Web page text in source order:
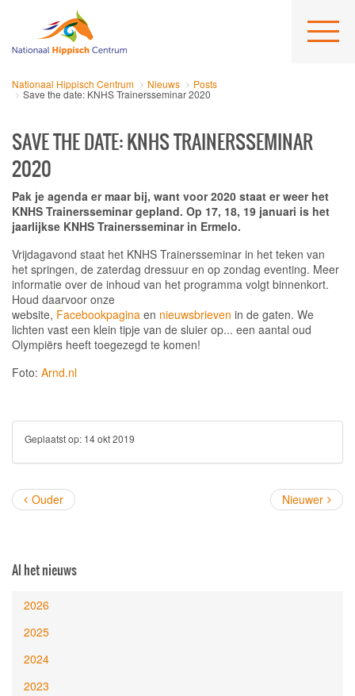
Nationaal Hippisch Centrum Nieuws Posts
Save the date: KNHS Trainersseminar 2020
SAVE THE DATE: KNHS TRAINERSSEMINAR
2020
Pak je agenda er maar bij, want voor 2020 staat er weer het
KNHS Trainersseminar gepland. Op 17, 18, 19 januari is het
jaarlijkse KNHS Trainersseminar in Ermelo.
Vrijdagavond staat het KNHS Trainersseminar in het teken van
het springen, de zaterdag dressuur en op zondag eventing. Meer
informatie over de inhoud van het programma volgt binnenkort.
Houd daarvoor onze
website, Facebookpagina en nieuwsbrieven in de gaten. We
lichten vast een klein tipje van de sluier op... een aantal oud
Olympiërs heeft toegezegd te komen!
Foto: Arnd.nl
Geplaatst op: 14 okt 2019
Ouder Nieuwer
Al het nieuws
2026
2025
2024
2023